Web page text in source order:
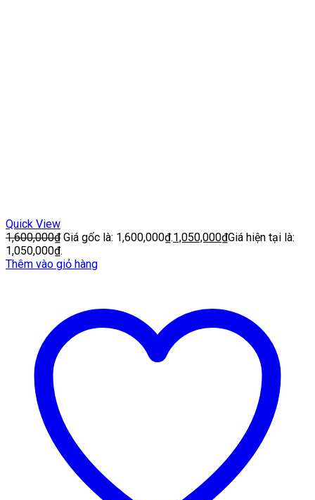
Quick View
1,600,000₫ Giá gốc là: 1,600,000₫.1,050,000₫Giá hiện tại là:
1,050,000₫.
Thêm vào giỏ hàng